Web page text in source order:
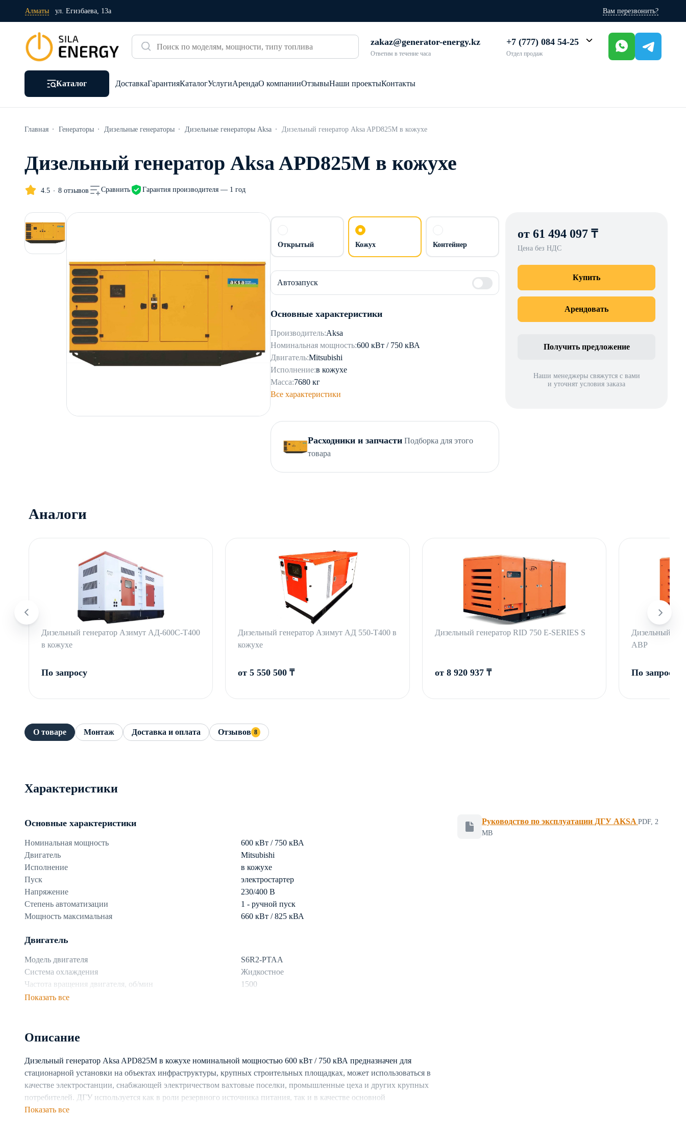
Алматы ул. Егизбаева, 13а Вам перезвонить?
zakaz@generator-energy.kz
Ответим в течение часа
+7 (777) 084 54-25
Отдел продаж
Каталог ДоставкаГарантияКаталогУслугиАрендаО компанииОтзывыНаши проектыКонтакты
Главная Генераторы Дизельные генераторы Дизельные генераторы Aksa Дизельный генератор Aksa APD825M в кожухе
Дизельный генератор Aksa APD825M в кожухе
4.5 8 отзывов Сравнить Гарантия производителя — 1 год
Открытый Кожух Контейнер
Автозапуск
Основные характеристики
Производитель:Aksa
Номинальная мощность:600 кВт / 750 кВА
Двигатель:Mitsubishi
Исполнение:в кожухе
Масса:7680 кг
Все характеристики
Расходники и запчасти Подборка для этого
товара
от 61 494 097 ₸
Цена без НДС
Купить
Арендовать
Получить предложение
Наши менеджеры свяжутся с вами
и уточнят условия заказа
Аналоги
Дизельный генератор Азимут АД-600С-Т400
в кожухе
По запросу
Дизельный генератор Азимут АД 550-Т400 в
кожухе
от 5 550 500 ₸
Дизельный генератор RID 750 E-SERIES S
от 8 920 937 ₸
Дизельный
АВР
По запросу
О товаре Монтаж Доставка и оплата Отзывов 8
Характеристики
Основные характеристики
Номинальная мощность
600 кВт / 750 кВА
Двигатель
Mitsubishi
Исполнение
в кожухе
Пуск
электростартер
Напряжение
230/400 В
Степень автоматизации
1 - ручной пуск
Мощность максимальная
660 кВт / 825 кВА
Двигатель
Модель двигателя
S6R2-PTAA
Система охлаждения
Жидкостное
Частота вращения двигателя, об/мин
1500
Объем топливного бака
Генератор
Производитель генератора
Aksa
Число фаз
Показать все
Описание
Дизельный генератор Aksa APD825M в кожухе номинальной мощностью 600 кВт / 750 кВА предназначен для
стационарной установки на объектах инфраструктуры, крупных строительных площадках, может использоваться в
качестве электростанции, снабжающей электричеством вахтовые поселки, промышленные цеха и других крупных
потребителей. ДГУ используется как в роли резервного источника питания, так и в качестве основной
электростанции. Предусмотрена возможность каскадного подключения с аналогичными ДЭС.
Показать все
Руководство по эксплуатации ДГУ AKSA PDF, 2
MBФайл для скачивания, формат PDF, размер 2 мегабайт